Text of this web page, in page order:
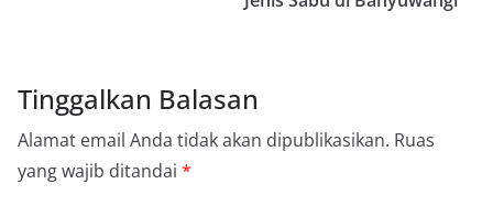
Tinggalkan Balasan
Alamat email Anda tidak akan dipublikasikan. Ruas
yang wajib ditandai *